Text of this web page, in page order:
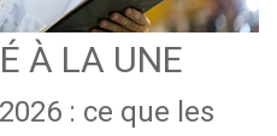
À LA UNE
: ce que les